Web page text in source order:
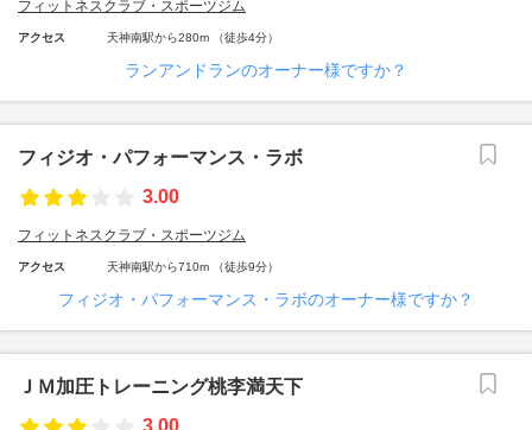
フィットネスクラブ・スポーツジム
アクセス 天神南駅から280m （徒歩4分）
ランアンドランのオーナー様ですか？
フィジオ・パフォーマンス・ラボ
3.00
フィットネスクラブ・スポーツジム
アクセス 天神南駅から710m （徒歩9分）
フィジオ・パフォーマンス・ラボのオーナー様ですか？
ＪＭ加圧トレーニング桃李満天下
3.00